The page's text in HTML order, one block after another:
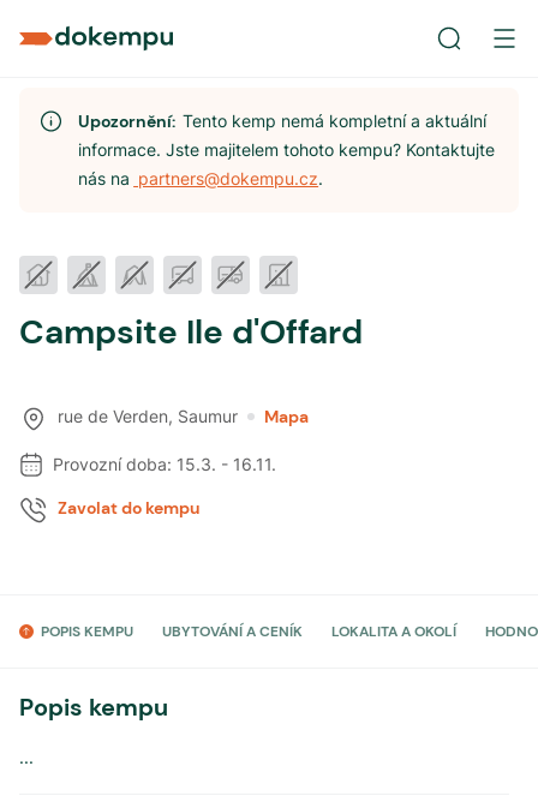
Upozornění:Tento kemp nemá kompletní a aktuální
informace. Jste majitelem tohoto kempu? Kontaktujte
nás na partners@dokempu.cz.
Campsite Ile d'Offard
rue de Verden, Saumur Mapa
Provozní doba: 15.3. - 16.11.
Zavolat do kempu
POPIS KEMPU UBYTOVÁNÍ A CENÍK LOKALITA A OKOLÍ
Popis kempu
...